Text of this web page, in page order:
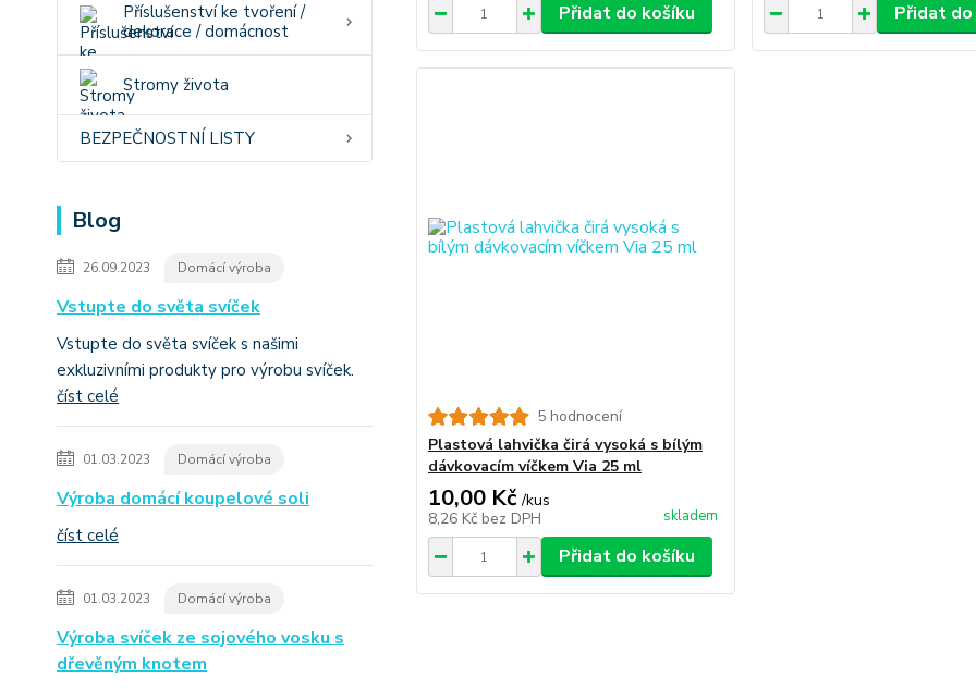
Příslušenství ke tvoření /
dekorace / domácnost
Stromy života
BEZPEČNOSTNÍ LISTY
Blog
26.09.2023 Domácí výroba
Vstupte do světa svíček
Vstupte do světa svíček s našimi
exkluzivními produkty pro výrobu svíček.
číst celé
01.03.2023 Domácí výroba
Výroba domácí koupelové soli
číst celé
01.03.2023 Domácí výroba
Výroba svíček ze sojového vosku s
dřevěným knotem
Přidat do košíku Přidat do
5 hodnocení
Plastová lahvička čirá vysoká s bílým
dávkovacím víčkem Via 25 ml
10,00 Kč /kus
8,26 Kč bez DPH skladem
Přidat do košíku